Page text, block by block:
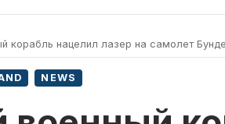
корабль нацелил лазер на самолет
NEWS